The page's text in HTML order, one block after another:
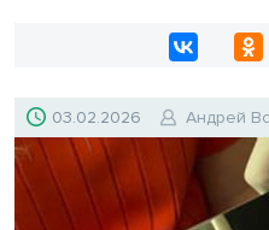
03.02.2026 Андрей